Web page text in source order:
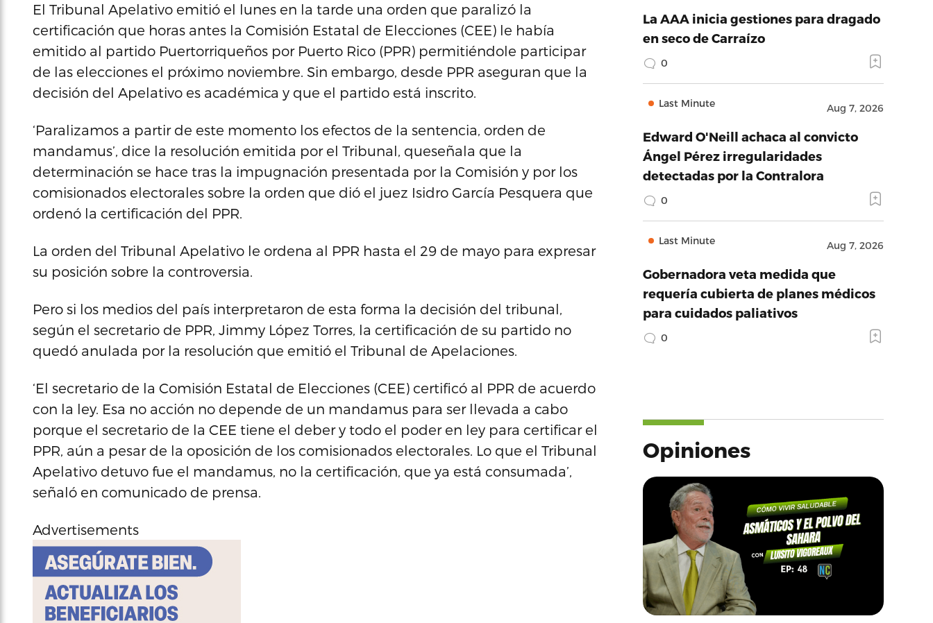
El Tribunal Apelativo emitió el lunes en la tarde una orden que paralizó la
certificación que horas antes la Comisión Estatal de Elecciones (CEE) le había
emitido al partido Puertorriqueños por Puerto Rico (PPR) permitiéndole participar
de las elecciones el próximo noviembre. Sin embargo, desde PPR aseguran que la
decisión del Apelativo es académica y que el partido está inscrito.
‘Paralizamos a partir de este momento los efectos de la sentencia, orden de
mandamus’, dice la resolución emitida por el Tribunal, queseñala que la
determinación se hace tras la impugnación presentada por la Comisión y por los
comisionados electorales sobre la orden que dió el juez Isidro García Pesquera que
ordenó la certificación del PPR.
La orden del Tribunal Apelativo le ordena al PPR hasta el 29 de mayo para expresar
su posición sobre la controversia.
Pero si los medios del país interpretaron de esta forma la decisión del tribunal,
según el secretario de PPR, Jimmy López Torres, la certificación de su partido no
quedó anulada por la resolución que emitió el Tribunal de Apelaciones.
‘El secretario de la Comisión Estatal de Elecciones (CEE) certificó al PPR de acuerdo
con la ley. Esa no acción no depende de un mandamus para ser llevada a cabo
porque el secretario de la CEE tiene el deber y todo el poder en ley para certificar el
PPR, aún a pesar de la oposición de los comisionados electorales. Lo que el Tribunal
Apelativo detuvo fue el mandamus, no la certificación, que ya está consumada’,
señaló en comunicado de prensa.
Advertisements
La AAA inicia gestiones para dragado
en seco de Carraízo
0
Last Minute Aug 7, 2026
Edward O'Neill achaca al convicto
Ángel Pérez irregularidades
detectadas por la Contralora
0
Last Minute Aug 7, 2026
Gobernadora veta medida que
requería cubierta de planes médicos
para cuidados paliativos
0
Opiniones